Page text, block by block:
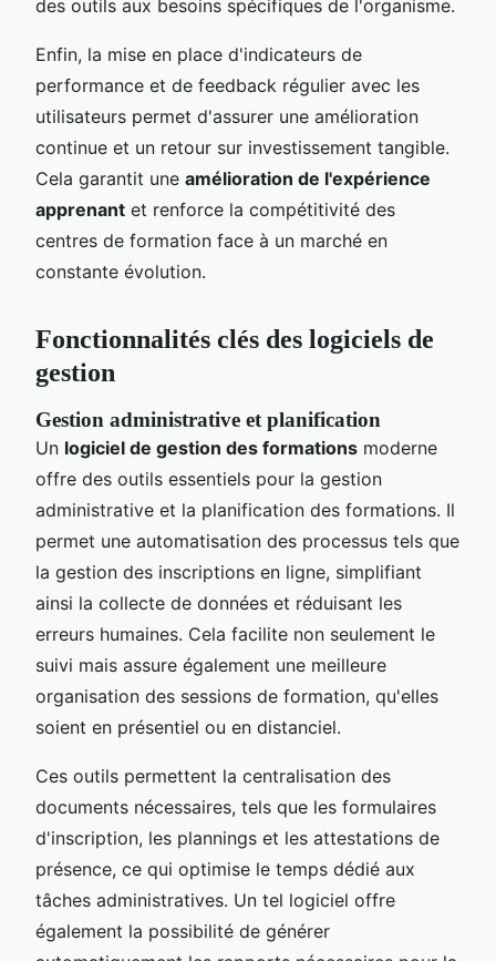
des outils aux besoins spécifiques de l'organisme.
Enfin, la mise en place d'indicateurs de
performance et de feedback régulier avec les
utilisateurs permet d'assurer une amélioration
continue et un retour sur investissement tangible.
Cela garantit une amélioration de l'expérience
apprenant et renforce la compétitivité des
centres de formation face à un marché en
constante évolution.
Fonctionnalités clés des logiciels de
gestion
Gestion administrative et planification
Un logiciel de gestion des formations moderne
offre des outils essentiels pour la gestion
administrative et la planification des formations. Il
permet une automatisation des processus tels que
la gestion des inscriptions en ligne, simplifiant
ainsi la collecte de données et réduisant les
erreurs humaines. Cela facilite non seulement le
suivi mais assure également une meilleure
organisation des sessions de formation, qu'elles
soient en présentiel ou en distanciel.
Ces outils permettent la centralisation des
documents nécessaires, tels que les formulaires
d'inscription, les plannings et les attestations de
présence, ce qui optimise le temps dédié aux
tâches administratives. Un tel logiciel offre
également la possibilité de générer